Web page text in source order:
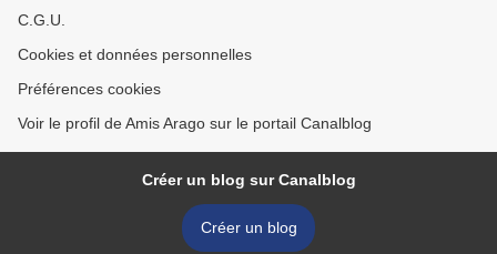
C.G.U.
Cookies et données personnelles
Préférences cookies
Voir le profil de Amis Arago sur le portail Canalblog
Créer un blog sur Canalblog
Créer un blog